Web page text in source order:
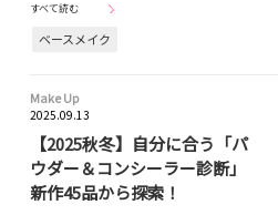
すべて読む
ベースメイク
Make Up
2025.09.13
【2025秋冬】自分に合う「パ
ウダー＆コンシーラー診断」
新作45品から探索！